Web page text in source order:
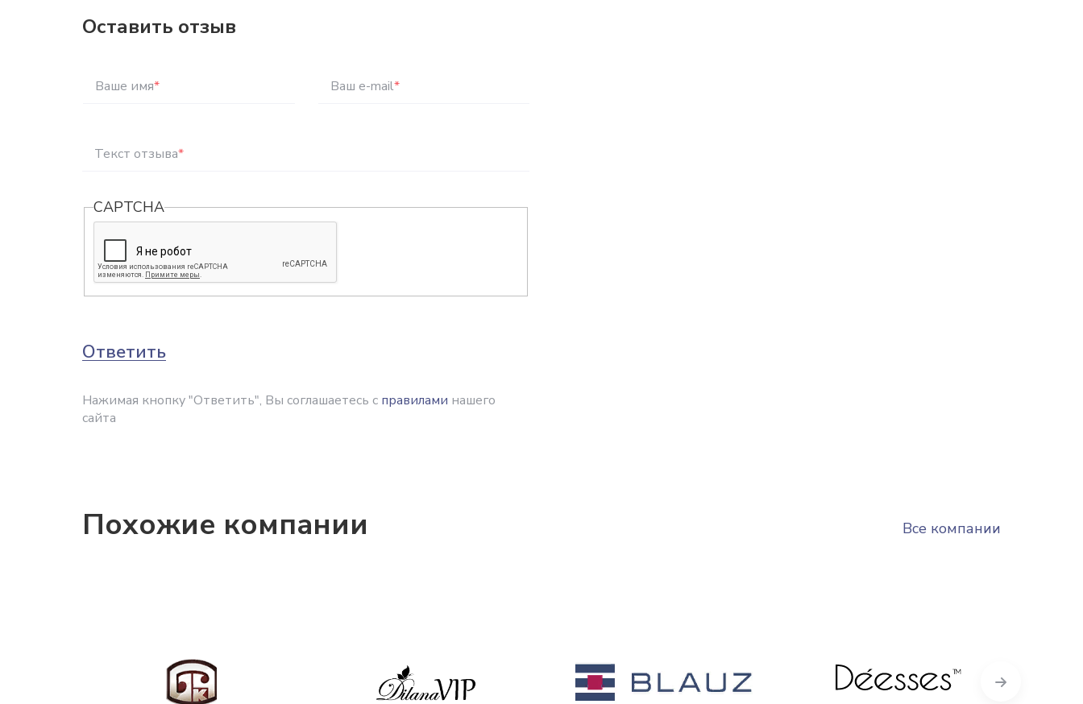
Оставить отзыв
Ваше имя* Ваш e-mail*
Текст отзыва*
CAPTCHA
Ответить
Нажимая кнопку "Ответить", Вы соглашаетесь с правилами нашего
сайта
Похожие компании Все компании